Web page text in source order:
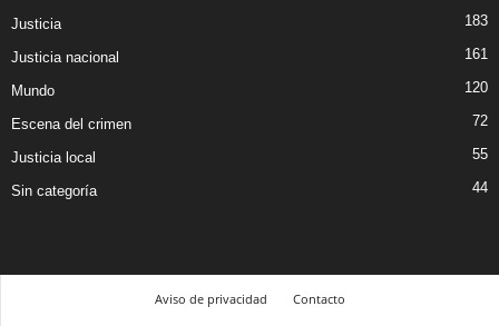
Justicia 183
Justicia nacional 161
Mundo 120
Escena del crimen 72
Justicia local 55
Sin categoría 44
Aviso de privacidad
Contacto